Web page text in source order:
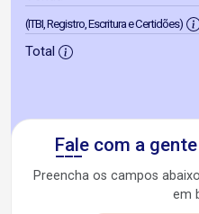
(ITBI, Registro, Escritura e Certidões)
Total
Fale com a
Preencha os campos
em